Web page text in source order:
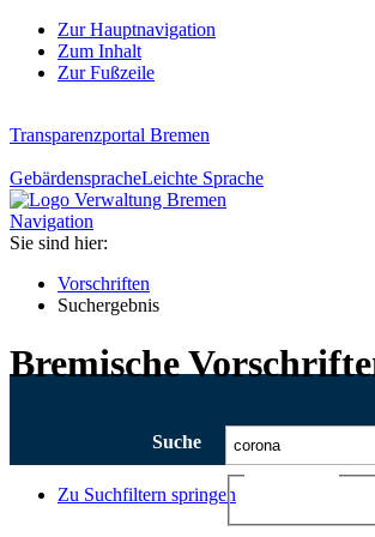
Zur Hauptnavigation
Zum Inhalt
Zur Fußzeile
Transparenzportal Bremen
GebärdenspracheLeichte Sprache
Navigation
Sie sind hier:
Vorschriften
Suchergebnis
Bremische
Suche
Zu Suchfiltern springen